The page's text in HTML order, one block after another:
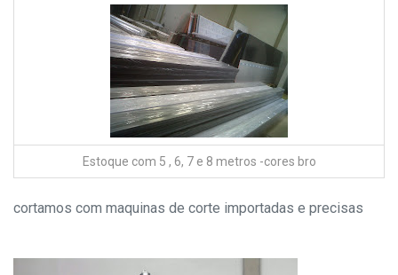
Estoque com 5 , 6, 7 e 8 metros -cores bro
cortamos com maquinas de corte importadas e precisas